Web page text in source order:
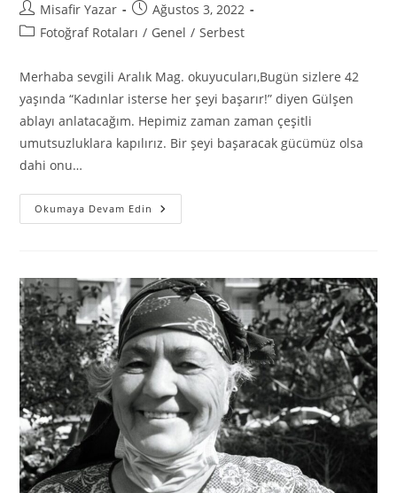
Misafir Yazar
Ağustos 3, 2022
Fotoğraf Rotaları / Genel / Serbest
Merhaba sevgili Aralık Mag. okuyucuları,Bugün sizlere 42
yaşında “Kadınlar isterse her şeyi başarır!” diyen Gülşen
ablayı anlatacağım. Hepimiz zaman zaman çeşitli
umutsuzluklara kapılırız. Bir şeyi başaracak gücümüz olsa
dahi onu…
Okumaya Devam Edin